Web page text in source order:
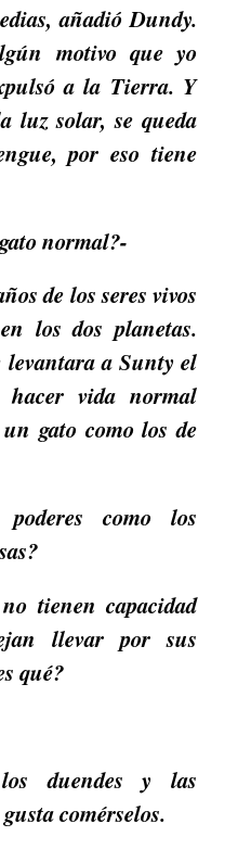
añadió Dundy.
motivo que yo
a la Tierra. Y
luz solar, se queda
por eso tiene
normal?-
de los seres vivos
los dos planetas.
levantara a Sunty el
vida normal
gato como los de
como los
tienen capacidad
llevar por sus
qué?
duendes y las
comérselos.